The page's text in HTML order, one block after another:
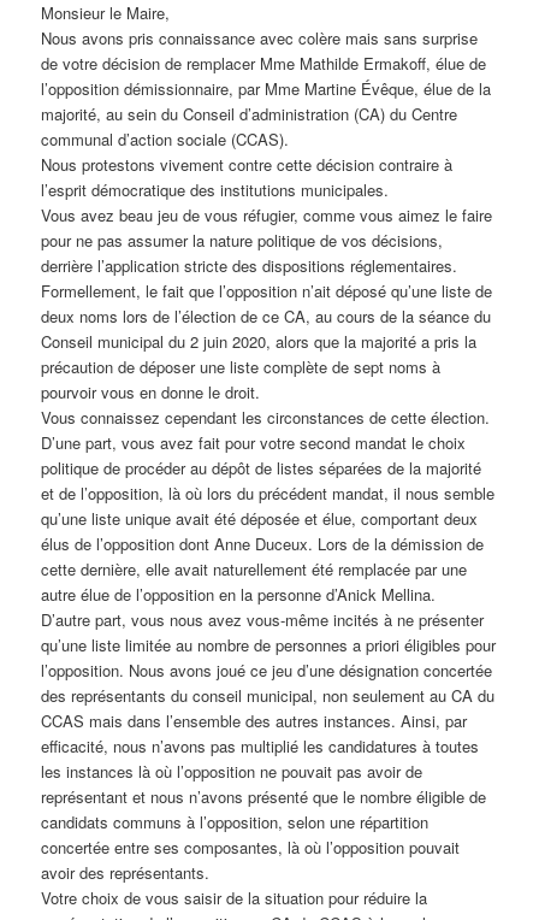
Monsieur le Maire,
Nous avons pris connaissance avec colère mais sans surprise
de votre décision de remplacer Mme Mathilde Ermakoff, élue de
l’opposition démissionnaire, par Mme Martine Évêque, élue de la
majorité, au sein du Conseil d’administration (CA) du Centre
communal d’action sociale (CCAS).
Nous protestons vivement contre cette décision contraire à
l’esprit démocratique des institutions municipales.
Vous avez beau jeu de vous réfugier, comme vous aimez le faire
pour ne pas assumer la nature politique de vos décisions,
derrière l’application stricte des dispositions réglementaires.
Formellement, le fait que l’opposition n’ait déposé qu’une liste de
deux noms lors de l’élection de ce CA, au cours de la séance du
Conseil municipal du 2 juin 2020, alors que la majorité a pris la
précaution de déposer une liste complète de sept noms à
pourvoir vous en donne le droit.
Vous connaissez cependant les circonstances de cette élection.
D’une part, vous avez fait pour votre second mandat le choix
politique de procéder au dépôt de listes séparées de la majorité
et de l’opposition, là où lors du précédent mandat, il nous semble
qu’une liste unique avait été déposée et élue, comportant deux
élus de l’opposition dont Anne Duceux. Lors de la démission de
cette dernière, elle avait naturellement été remplacée par une
autre élue de l’opposition en la personne d’Anick Mellina.
D’autre part, vous nous avez vous-même incités à ne présenter
qu’une liste limitée au nombre de personnes a priori éligibles pour
l’opposition. Nous avons joué ce jeu d’une désignation concertée
des représentants du conseil municipal, non seulement au CA du
CCAS mais dans l’ensemble des autres instances. Ainsi, par
efficacité, nous n’avons pas multiplié les candidatures à toutes
les instances là où l’opposition ne pouvait pas avoir de
représentant et nous n’avons présenté que le nombre éligible de
candidats communs à l’opposition, selon une répartition
concertée entre ses composantes, là où l’opposition pouvait
avoir des représentants.
Votre choix de vous saisir de la situation pour réduire la